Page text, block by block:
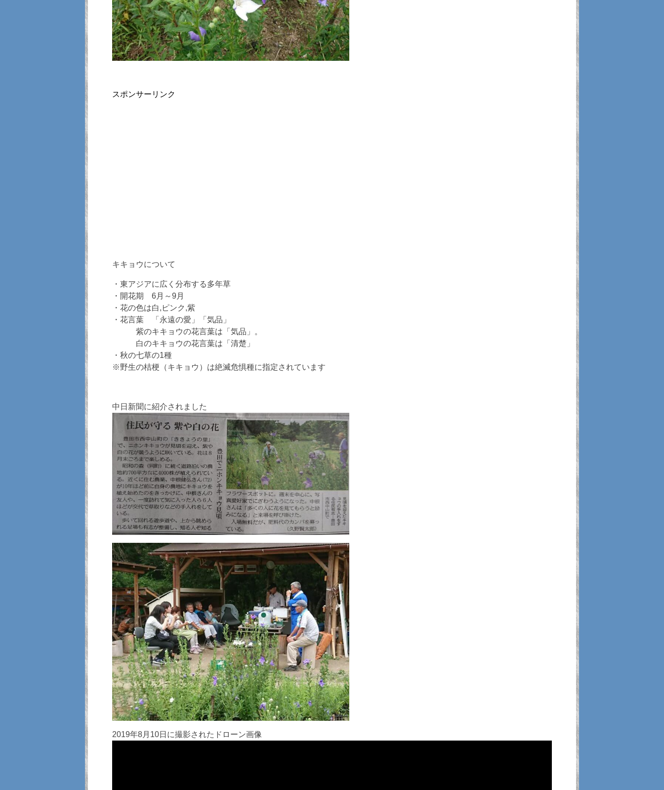
スポンサーリンク
キキョウについて
・東アジアに広く分布する多年草
・開花期 6月～9月
・花の色は白,ピンク,紫
・花言葉 「永遠の愛」「気品」
紫のキキョウの花言葉は「気品」。
白のキキョウの花言葉は「清楚」
・秋の七草の1種
※野生の桔梗（キキョウ）は絶滅危惧種に指定されています
中日新聞に紹介されました
2019年8月10日に撮影されたドローン画像